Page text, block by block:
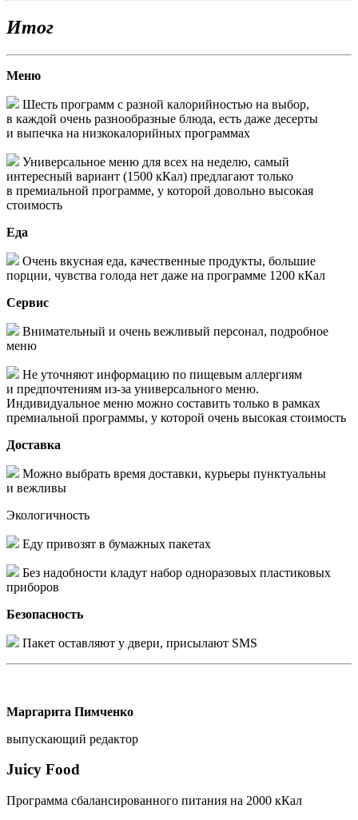
Итог
Меню
Шесть программ с разной калорийностью на выбор,
в каждой очень разнообразные блюда, есть даже десерты
и выпечка на низкокалорийных программах
Универсальное меню для всех на неделю, самый
интересный вариант (1500 кКал) предлагают только
в премиальной программе, у которой довольно высокая
стоимость
Еда
Очень вкусная еда, качественные продукты, большие
порции, чувства голода нет даже на программе 1200 кКал
Сервис
Внимательный и очень вежливый персонал, подробное
меню
Не уточняют информацию по пищевым аллергиям
и предпочтениям из-за универсального меню.
Индивидуальное меню можно составить только в рамках
премиальной программы, у которой очень высокая стоимость
Доставка
Можно выбрать время доставки, курьеры пунктуальны
и вежливы
Экологичность
Еду привозят в бумажных пакетах
Без надобности кладут набор одноразовых пластиковых
приборов
Безопасность
Пакет оставляют у двери, присылают SMS
Маргарита Пимченко
выпускающий редактор
Juicy Food
Программа сбалансированного питания на 2000 кКал